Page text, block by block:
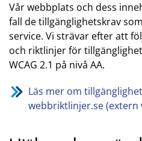
Vår webbplats och dess
fall de tillgänglighetskrav
service. Vi strävar efter att
och riktlinjer för
WCAG 2.1 på nivå AA.
Läs mer om
webbriktlinjer.se (extern